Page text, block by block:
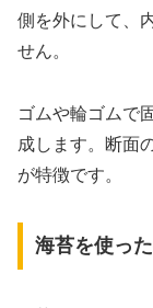
側を外にして、
せん。
ゴムや輪ゴムで
成します。断面
が特徴です。
海苔を使っ